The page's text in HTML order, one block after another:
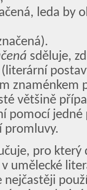
leda by
sděluje,
znaménkem
většině
pomocí
promluvy.
pro který
umělecké